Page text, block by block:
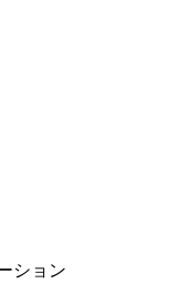
ション